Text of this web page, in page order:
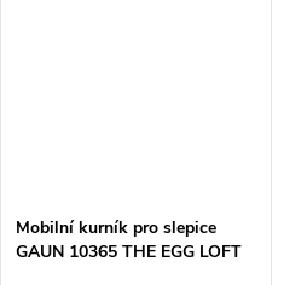
Mobilní kurník pro slepice
GAUN 10365 THE EGG LOFT